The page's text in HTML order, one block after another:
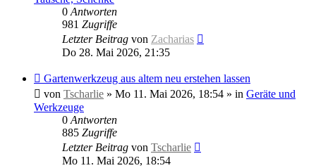
0 Antworten
981 Zugriffe
Letzter Beitrag von Zacharias
Do 28. Mai 2026, 21:35
Neuer
Beitrag
Gartenwerkzeug aus altem neu erstehen lassen
von Tscharlie » Mo 11. Mai 2026, 18:54 » in Geräte und
Werkzeuge
0 Antworten
885 Zugriffe
Letzter Beitrag von Tscharlie
Mo 11. Mai 2026, 18:54